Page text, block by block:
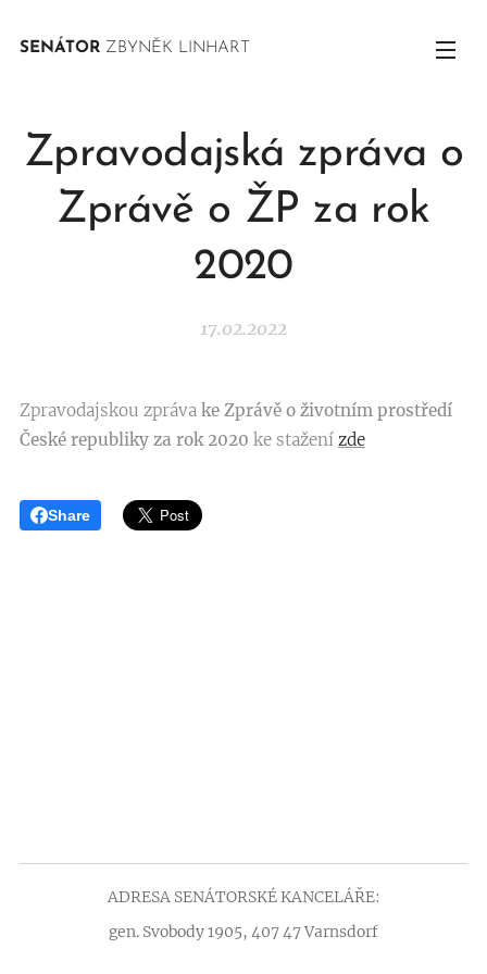
SENÁTOR ZBYNĚK LINHART
Zpravodajská zpráva o
Zprávě o ŽP za rok
2020
17.02.2022
Zpravodajskou zpráva ke Zprávě o životním prostředí
České republiky za rok 2020 ke stažení zde
Share
ADRESA SENÁTORSKÉ KANCELÁŘE:
gen. Svobody 1905, 407 47 Varnsdorf